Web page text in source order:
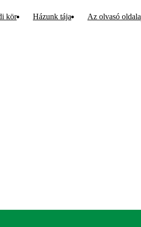
kör Házunk tája Az olvasó oldala